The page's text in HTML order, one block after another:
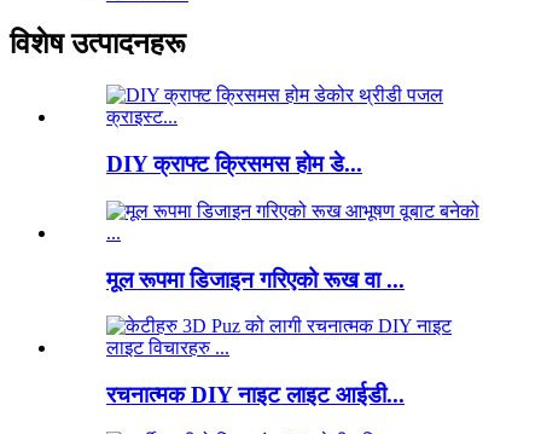
विशेष उत्पादनहरू
DIY क्राफ्ट क्रिसमस होम डे...
मूल रूपमा डिजाइन गरिएको रूख वा ...
रचनात्मक DIY नाइट लाइट आईडी...